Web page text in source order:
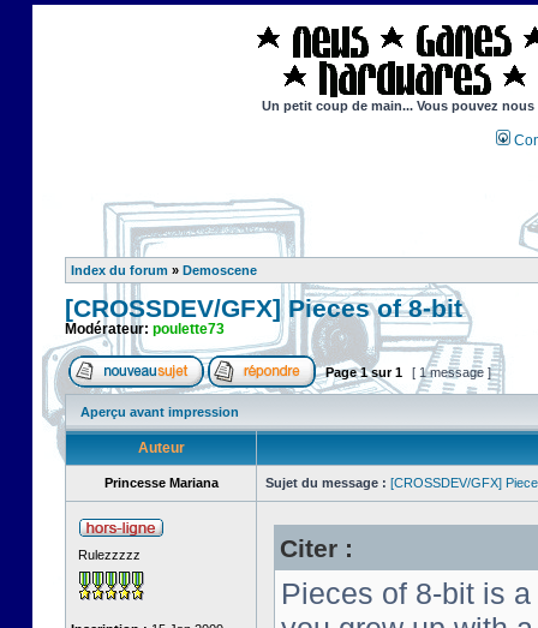
Un petit coup de main... Vous pouvez
Index du forum » Demoscene
[CROSSDEV/GFX] Pieces of 8-bit
Modérateur: poulette73
Page1sur1 [ 1 message ]
Aperçu avant impression
Auteur
Princesse Mariana Sujet du message : [CROSSDEV/GFX]
Rulezzzzz Citer :
Pieces of 8-bit is